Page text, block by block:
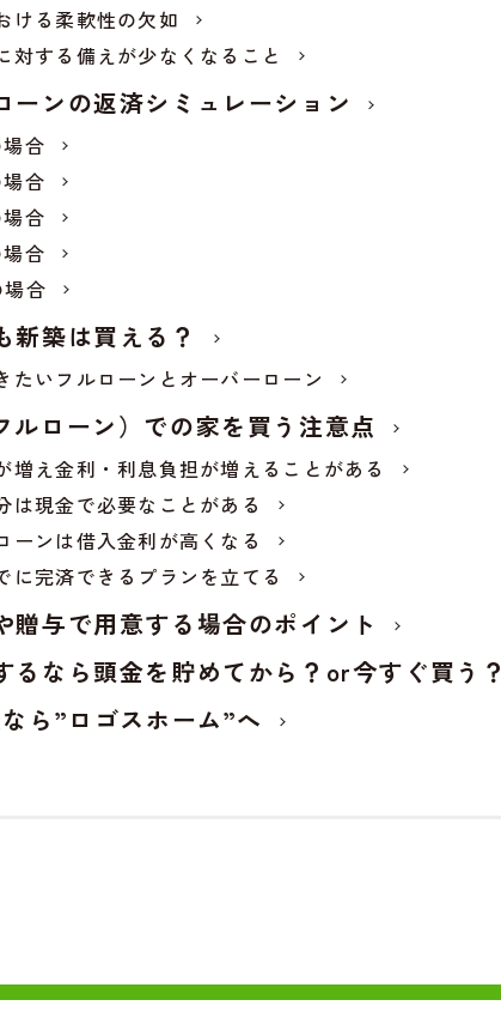
ける柔軟性の欠如
対する備えが少なくなること
ーンの返済シミュレーション
合
合
合
合
合
新築は買える？
たいフルローンとオーバーローン
ルローン）での家を買う注意点
増え金利・利息負担が増えることがある
は現金で必要なことがある
ーンは借入金利が高くなる
に完済できるプランを立てる
贈与で用意する場合のポイント
るなら頭金を貯めてから？or今すぐ買う？
ら”ロゴスホーム”へ